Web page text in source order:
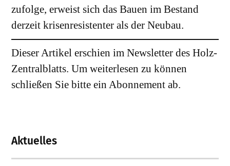
zufolge, erweist sich das Bauen im Bestand
derzeit krisenresistenter als der Neubau.
Dieser Artikel erschien im Newsletter des Holz-
Zentralblatts. Um weiterlesen zu können
schließen Sie bitte ein Abonnement ab.
Aktuelles